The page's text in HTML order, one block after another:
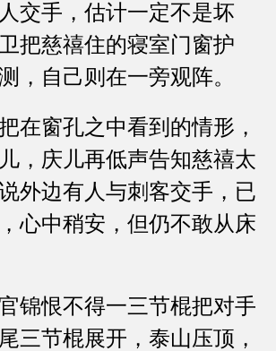
交手，估计一定不是坏
把慈禧住的寝室门窗护
，自己则在一旁观阵。
在窗孔之中看到的情形，
，庆儿再低声告知慈禧太
外边有人与刺客交手，已
心中稍安，但仍不敢从床
锦恨不得一三节棍把对手
三节棍展开，泰山压顶，